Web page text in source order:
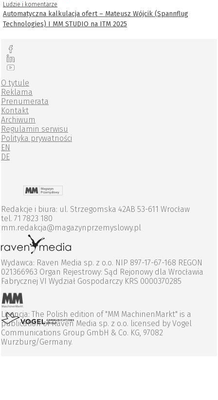
Ludzie i komentarze
Automatyczna kalkulacja ofert – Mateusz Wójcik (Spannflug
Technologies) I MM STUDIO na ITM 2025
O tytule
Reklama
Prenumerata
Kontakt
Archiwum
Regulamin serwisu
Polityka prywatności
EN
DE
Redakcje i biura: ul. Strzegomska 42AB 53-611 Wrocław
tel. 71 7823 180
mm.redakcja@magazynprzemyslowy.pl
Wydawca: Raven Media sp. z o.o. NIP 897-17-67-168 REGON
021366963 Organ Rejestrowy: Sąd Rejonowy dla Wrocławia
Fabrycznej VI Wydział Gospodarczy KRS 0000370285
Licencja: The Polish edition of "MM MachinenMarkt" is a
publication of Raven Media sp. z o.o. licensed by Vogel
Communications Group GmbH & Co. KG, 97082
Wurzburg/Germany.